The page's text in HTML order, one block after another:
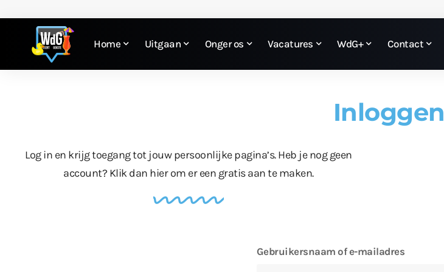
Home Uitgaan Onger os Vacatures WdG+ Contact
Inloggen
Log in en krijg toegang tot jouw persoonlijke pagina’s. Heb je nog geen
account? Klik dan hierom er een gratis aan te maken.
Gebruikersnaam of e-mailadres